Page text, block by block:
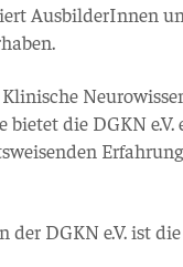
AusbilderInnen
bietet die DGKN
der DGKN e.V. ist